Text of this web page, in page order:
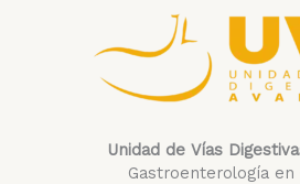
Unidad de Vías
Gastroenterología en